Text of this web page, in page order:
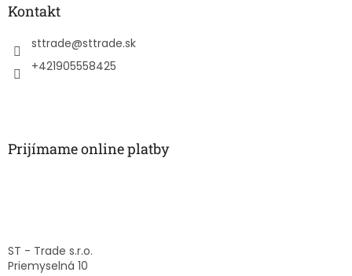
Kontakt
sttrade@sttrade.sk
+421905558425
Prijímame online platby
ST - Trade s.r.o.
Priemyselná 10